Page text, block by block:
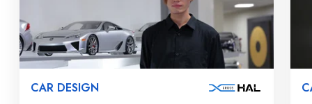
CAR DESIGN